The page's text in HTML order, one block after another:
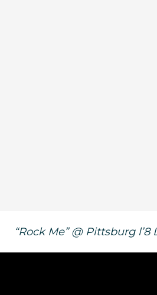
“Rock Me” @ Pittsburg